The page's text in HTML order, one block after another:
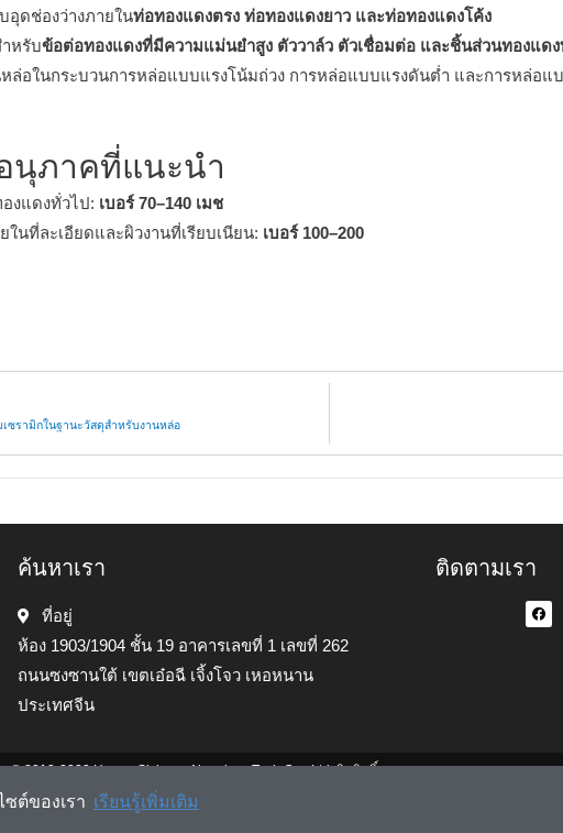
ต์ของเรา เรียนรู้เพิ่มเติม
อุดช่องว่างภายในท่อทองแดงตรง ท่อทองแดงยาว และท่อทองแดงโค้ง
หรับข้อต่อทองแดงที่มีความแม่นยำสูง ตัววาล์ว ตัวเชื่อมต่อ และชิ้นส่วนทองแด
ล่อในกระบวนการหล่อแบบแรงโน้มถ่วง การหล่อแบบแรงดันต่ำ และการหล่อ
นุภาคที่แนะนำ
งแดงทั่วไป: เบอร์ 70–140 เมช
ในที่ละเอียดและผิวงานที่เรียบเนียน: เบอร์ 100–200
ซรามิกในฐานะวัสดุสำหรับงานหล่อ
ค้นหาเรา
ที่อยู่
ห้อง 1903/1904 ชั้น 19 อาคารเลขที่ 1 เลขที่ 262
ถนนซงซานใต้ เขตเอ๋อฉี เจิ้งโจว เหอหนาน
ประเทศจีน
ติดตามเรา
© 2010-2020 Henan Sicheng Abrasives Tech Co., Ltd. ลิขสิทธิ์